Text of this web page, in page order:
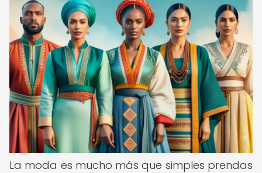
La moda es mucho más que simples prendas